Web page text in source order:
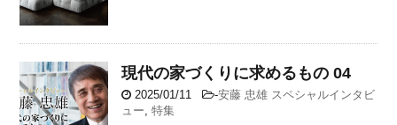
現代の家づくりに求めるもの 04
2025/01/11 -安藤 忠雄 スペシャルインタビ
ュー ,特集